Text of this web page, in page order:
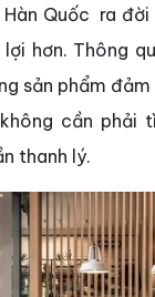
Quốc ra đời
hơn. Thông
sản phẩm
cần phải
thanh lý.